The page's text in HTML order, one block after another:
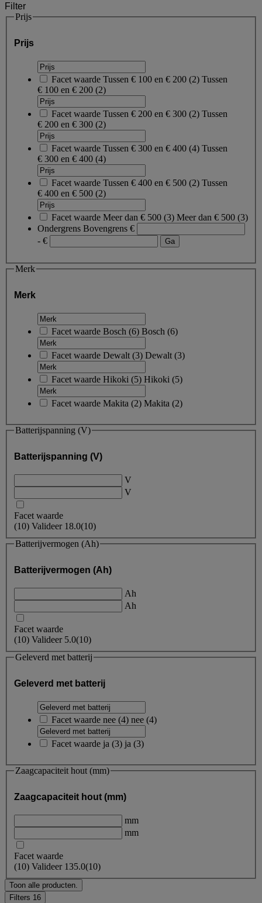
Filter
Prijs
Prijs
Facet waarde Tussen € 100 en € 200 (2) Tussen
€ 100 en € 200 (2)
Facet waarde Tussen € 200 en € 300 (2) Tussen
€ 200 en € 300 (2)
Facet waarde Tussen € 300 en € 400 (4) Tussen
€ 300 en € 400 (4)
Facet waarde Tussen € 400 en € 500 (2) Tussen
€ 400 en € 500 (2)
Facet waarde Meer dan € 500 (3) Meer dan € 500 (3)
Ondergrens Bovengrens €
- €
Merk
Merk
Facet waarde Bosch (6) Bosch (6)
Facet waarde Dewalt (3) Dewalt (3)
Facet waarde Hikoki (5) Hikoki (5)
Facet waarde Makita (2) Makita (2)
Batterijspanning (V)
Batterijspanning (V)
V
V
Facet waarde
(10) Valideer 18.0(10)
Batterijvermogen (Ah)
Batterijvermogen (Ah)
Ah
Ah
Facet waarde
(10) Valideer 5.0(10)
Geleverd met batterij
Geleverd met batterij
Facet waarde nee (4) nee (4)
Facet waarde ja (3) ja (3)
Zaagcapaciteit hout (mm)
Zaagcapaciteit hout (mm)
mm
mm
Facet waarde
(10) Valideer 135.0(10)
Toon alle producten.
Filters 16